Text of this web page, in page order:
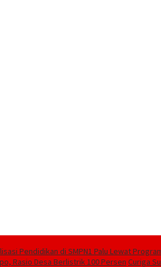
Pendidikan di SMPN1 Palu Lewat
Rasio Desa Berlistrik 100 Persen Curiga